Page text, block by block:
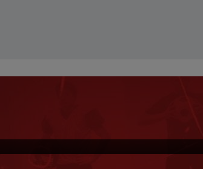
s Istrom prijeti Hajduku:
sam SHNL’